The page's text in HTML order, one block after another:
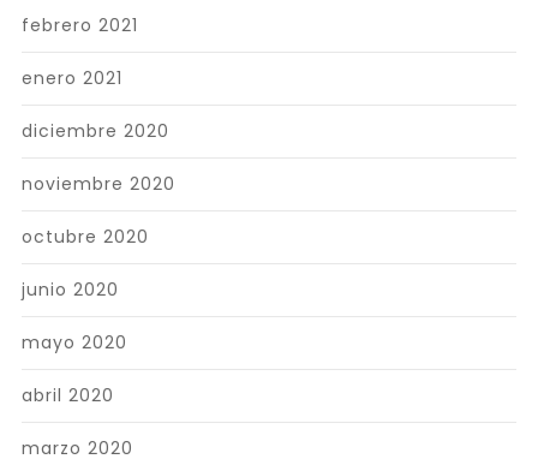
febrero 2021
enero 2021
diciembre 2020
noviembre 2020
octubre 2020
junio 2020
mayo 2020
abril 2020
marzo 2020